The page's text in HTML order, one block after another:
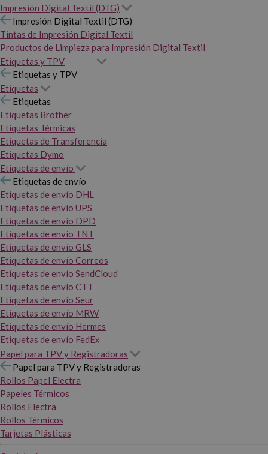
Impresión Digital Textil (DTG)
Impresión Digital Textil (DTG)
Tintas de Impresión Digital Textil
Productos de Limpieza para Impresión Digital Textil
Etiquetas y TPV
Etiquetas y TPV
Etiquetas
Etiquetas
Etiquetas Brother
Etiquetas Térmicas
Etiquetas de Transferencia
Etiquetas Dymo
Etiquetas de envío
Etiquetas de envío
Etiquetas de envío DHL
Etiquetas de envío UPS
Etiquetas de envío DPD
Etiquetas de envío TNT
Etiquetas de envío GLS
Etiquetas de envío Correos
Etiquetas de envío SendCloud
Etiquetas de envío CTT
Etiquetas de envío Seur
Etiquetas de envío MRW
Etiquetas de envío Hermes
Etiquetas de envío FedEx
Papel para TPV y Registradoras
Papel para TPV y Registradoras
Rollos Papel Electra
Papeles Térmicos
Rollos Electra
Rollos Térmicos
Tarjetas Plásticas